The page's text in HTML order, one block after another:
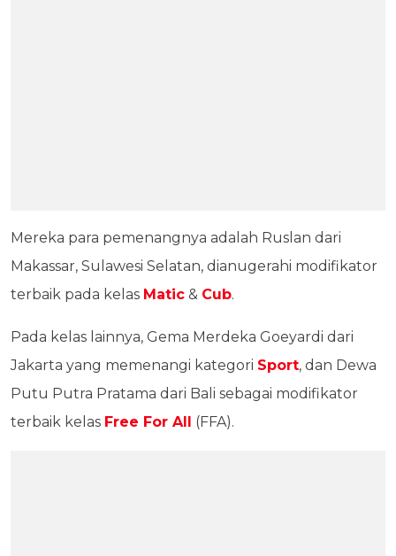
Mereka para pemenangnya adalah Ruslan dari
Makassar, Sulawesi Selatan, dianugerahi modifikator
terbaik pada kelas Matic & Cub.
Pada kelas lainnya, Gema Merdeka Goeyardi dari
Jakarta yang memenangi kategori Sport, dan Dewa
Putu Putra Pratama dari Bali sebagai modifikator
terbaik kelas Free For All (FFA).